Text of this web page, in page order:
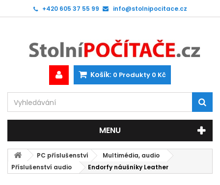
+420 605 37 55 99 info@stolnipocitace.cz
Košík: 0 Produkty 0 Kč
MENU
PC příslušenství
Multimédia, audio
Příslušenství audio
Endorfy náušníky Leather